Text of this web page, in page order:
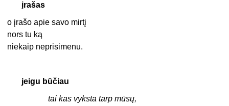
įrašas
o įrašo apie savo mirtį
nors tu ką
niekaip neprisimenu.
jeigu būčiau
tai kas vyksta tarp mūsų,